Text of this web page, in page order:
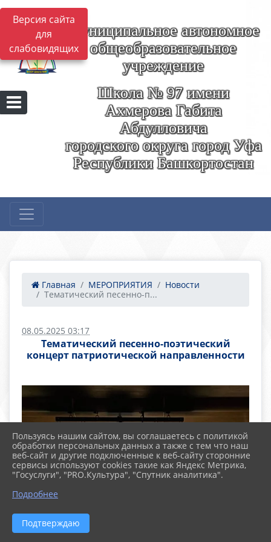
Версия сайта
для
слабовидящих
Муниципальное автономное
общеобразовательное
учреждение
Школа № 97 имени
Ахмерова Габита
Абдулловича
городского округа город Уфа
Республики Башкортостан
Главная МЕРОПРИЯТИЯ
Новости
Тематический песенно-п...
08.05.2025 03:17
Тематический песенно-поэтический
концерт патриотической направленности
Пользуясь нашим сайтом, вы соглашаетесь с политикой
обработки персональных данных а также с тем что наш
веб-сайт и другие подключенные к веб-сайту сторонние
сервисы используют cookies такие как Яндекс Метрика,
"Госуслуги", "PRO.Культура", "Спутник аналитика".
Подробнее
Подтверждаю